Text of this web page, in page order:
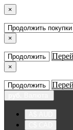
×
Продолжить покупки
×
Продолжить
×
Продолжить